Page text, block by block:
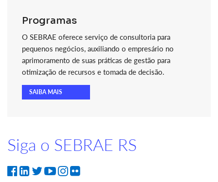
Programas
O SEBRAE oferece serviço de consultoria para
pequenos negócios, auxiliando o empresário no
aprimoramento de suas práticas de gestão para
otimização de recursos e tomada de decisão.
SAIBA MAIS
Siga o SEBRAE RS